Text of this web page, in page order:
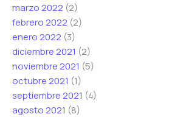
marzo 2022 (2)
febrero 2022 (2)
enero 2022 (3)
diciembre 2021 (2)
noviembre 2021 (5)
octubre 2021 (1)
septiembre 2021 (4)
agosto 2021 (8)